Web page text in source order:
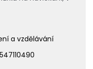
a vzdělávání